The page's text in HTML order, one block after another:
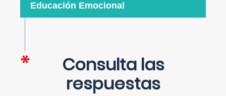
Educación Emocional
Consulta las
respuestas